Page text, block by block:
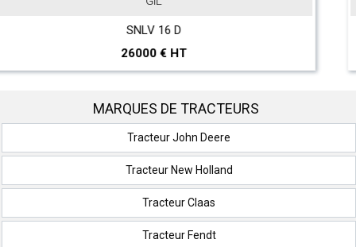
T 560 Hillmaster
297000 € HT
MARQUES DE TRACTEURS
Tracteur John Deere
Tracteur New Holland
Tracteur Claas
Tracteur Fendt